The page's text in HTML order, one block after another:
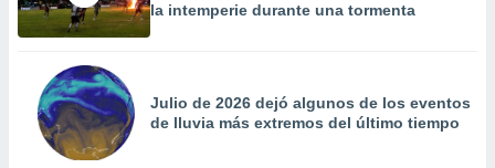
la intemperie durante una tormenta
Julio de 2026 dejó algunos de los eventos
de lluvia más extremos del último tiempo